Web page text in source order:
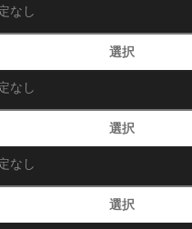
なし
選択
なし
選択
なし
選択